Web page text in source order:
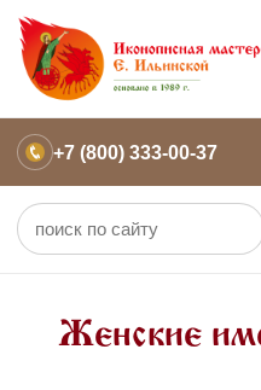
+7 (800) 333-00-37
Женские